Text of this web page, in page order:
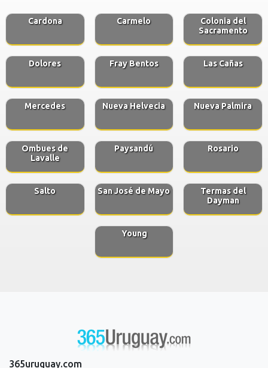
Cardona Carmelo
Colonia del
Sacramento
Dolores Fray Bentos Las Cañas
Mercedes Nueva Helvecia Nueva Palmira
Ombues de
Lavalle
Paysandú Rosario
Salto San José de Mayo
Termas del
Dayman
Young
365uruguay.com